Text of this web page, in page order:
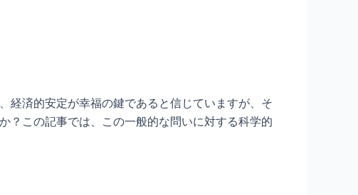
経済的安定が幸福の鍵であると信じていますが、そ
？この記事では、この一般的な問いに対する科学的